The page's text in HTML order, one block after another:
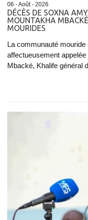
06 - Août - 2026
DÉCÈS DE SOXNA
MOUNTAKHA
MOURIDES
La communauté
affectueusement
Mbacké, Khalife général